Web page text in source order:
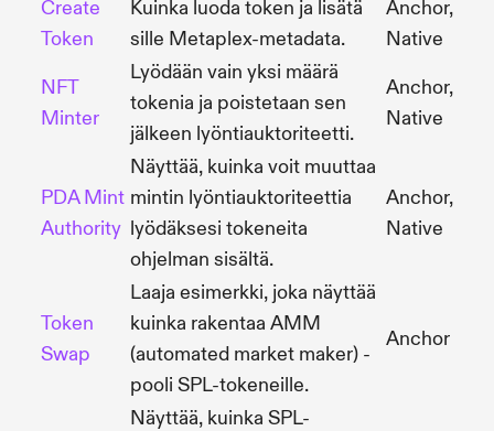
Create
Token
Kuinka luoda token ja lisätä
sille Metaplex-metadata.
Anchor,
Native
NFT
Minter
Lyödään vain yksi määrä
tokenia ja poistetaan sen
jälkeen lyöntiauktoriteetti.
Anchor,
Native
PDA Mint
Authority
Näyttää, kuinka voit muuttaa
mintin lyöntiauktoriteettia
lyödäksesi tokeneita
ohjelman sisältä.
Anchor,
Native
Token
Swap
Laaja esimerkki, joka näyttää
kuinka rakentaa AMM
(automated market maker) -
pooli SPL-tokeneille.
Anchor
Näyttää, kuinka SPL-